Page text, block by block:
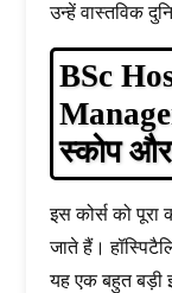
उन्हें वास्तविक
BSc
स्कोप
इस कोर्स को
जाते हैं।
यह एक बहुत बड़ी